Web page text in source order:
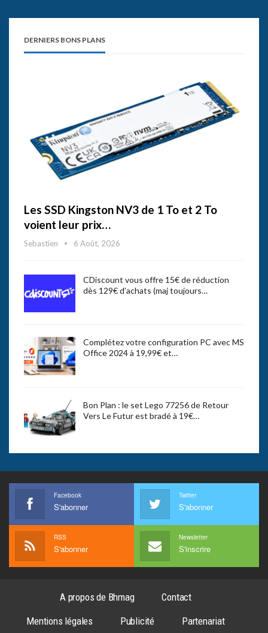
DERNIERS BONS PLANS
Les SSD Kingston NV3 de 1 To et 2 To
voient leur prix…
Sebastien 6 Août, 2026
CDiscount vous offre 15€ de réduction
dès 129€ d’achats (maj toujours…
Complétez votre configuration PC avec MS
Office 2024 à 19,99€ et…
Bon Plan : le set Lego 77256 de Retour
Vers Le Futur est bradé à 19€…
Facebook
S'abonner
Twitter
S'abonner
RSS
S'abonner
Newsletter
S'inscrire
A propos de Bhmag
Contact
Mentions légales
Publicité Partenariat